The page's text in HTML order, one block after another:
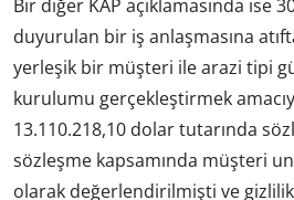
Bir diğer KAP açıklamasında ise
duyurulan bir iş anlaşmasına
yerleşik bir müşteri ile arazi tipi
kurulumu gerçekleştirmek
13.110.218,10 dolar tutarında
sözleşme kapsamında müşteri
olarak değerlendirilmişti ve